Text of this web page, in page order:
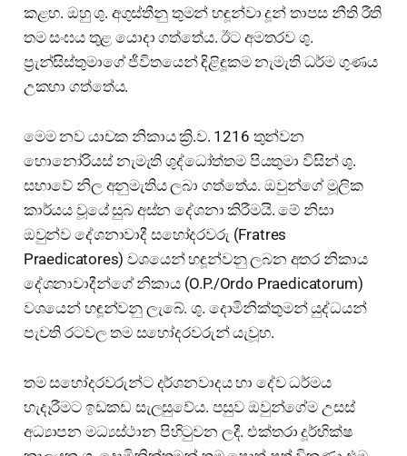
කළහ. ඔහු ශු. අගුස්තීනු තුමන් හඳූන්වා දූන් තාපස නීති රීති
තම සංඝය තුළ යොදා ගත්තේය. ඊට අමතරව ශු.
ප්‍රැන්සිස්තුමාගේ ජීවිතයෙන් ඳිළිඳූකම නැමැති ධර්ම ගුණය
උකහා ගත්තේය.
මෙම නව යාචක නිකාය ක්‍රි.ව. 1216 තුන්වන
හොනෝරියස් නැමැති ශුද්ධෝත්තම පියතුමා විසින් ශු.
සභාවේ නිල අනුමැතිය ලබා ගත්තේය. ඔවුන්ගේ මූලික
කාර්යය වූයේ සුබ අස්න දේශනා කිරීමයි. මේ නිසා
ඔවුන්ව දේශනාවාදී සහෝදරවරු (Fratres
Praedicatores) වශයෙන් හඳූන්වනු ලබන අතර නිකාය
දේශනාවාදීන්ගේ නිකාය (O.P./Ordo Praedicatorum)
වශයෙන් හඳූන්වනු ලැබේ. ශු. දොමිනික්තුමන් යුද්ධයන්
පැවති රටවල තම සහෝදරවරුන් යැවූහ.
තම සහෝදරවරුන්ට දර්ශනවාදය හා දේව ධර්මය
හැදෑරීමට ඉඩකඩ සැලසුවේය. පසුව ඔවුන්ගේම උසස්
අධ්‍යාපන මධ්‍යස්ථාන පිහිටුවන ලදී. එක්තරා දූර්භික්ෂ